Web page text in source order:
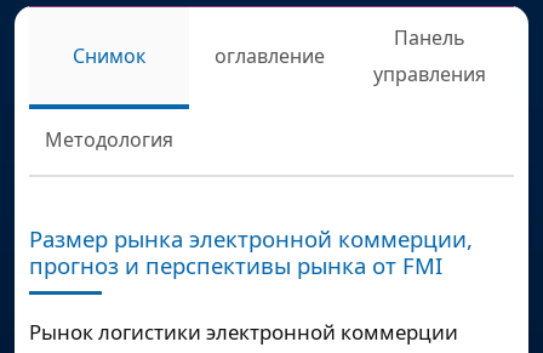
Снимок оглавление
Панель
управления
Методология
Размер рынка электронной коммерции,
прогноз и перспективы рынка от FMI
Рынок логистики электронной коммерции